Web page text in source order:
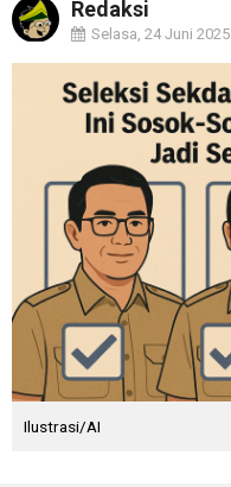
Redaksi
Selasa, 24 Juni 2025
Ilustrasi/AI